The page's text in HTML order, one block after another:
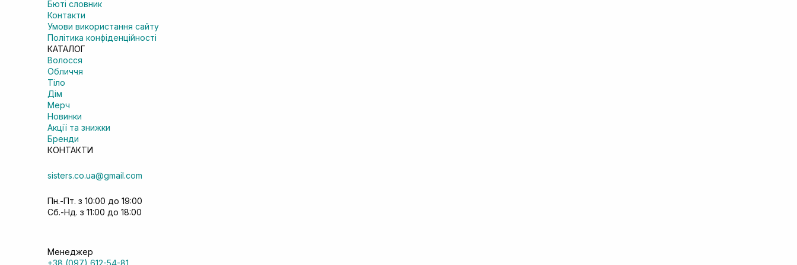
Бюті словник
Контакти
Умови використання сайту
Політика конфіденційності
КАТАЛОГ
Волосся
Обличчя
Тіло
Дім
Мерч
Новинки
Акції та знижки
Бренди
КОНТАКТИ
sisters.co.ua@gmail.com
Пн.-Пт. з 10:00 до 19:00
Сб.-Нд. з 11:00 до 18:00
Менеджер
+38 (097) 612-54-81